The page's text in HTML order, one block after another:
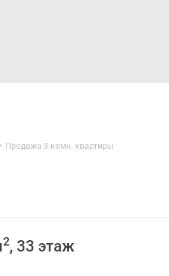
• Продажа 3-комн. квартиры
2, 33 этаж